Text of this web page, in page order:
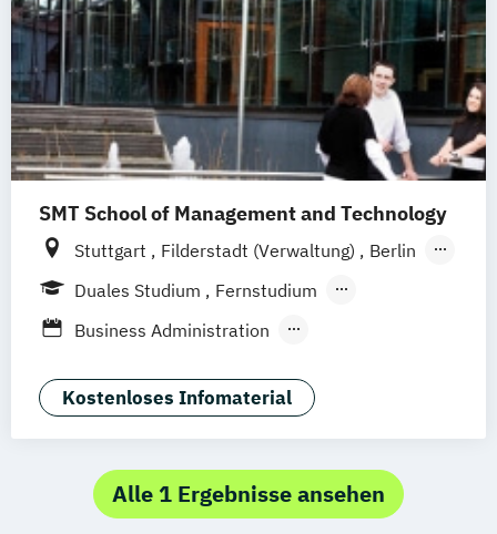
SMT School of Management and Technology
Stuttgart Filderstadt (Verwaltung)
Berlin
Fernstudium
Duales Studium
Fernstudium
Berufsbegleitendes Präsenzstudium
Business Administration
Executive MBA Integrated Management
IT Systems Engineering
Vertiefung Technology Management
Wirtschaftsinformatik
Kostenloses Infomaterial
Alle 1 Ergebnisse ansehen